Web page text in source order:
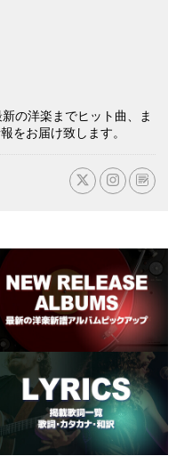
の洋楽までヒット曲、ま
をお届け致します。